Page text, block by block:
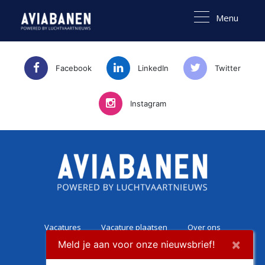
Menu
Facebook LinkedIn Twitter
Instagram
Vacatures Vacature plaatsen
Over ons
Career Experience
Contact
Meld je aan voor onze nieuwsbrief! ×